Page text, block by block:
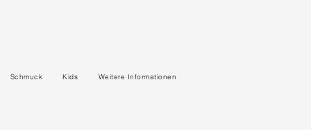
Schmuck Kids Weitere Informationen